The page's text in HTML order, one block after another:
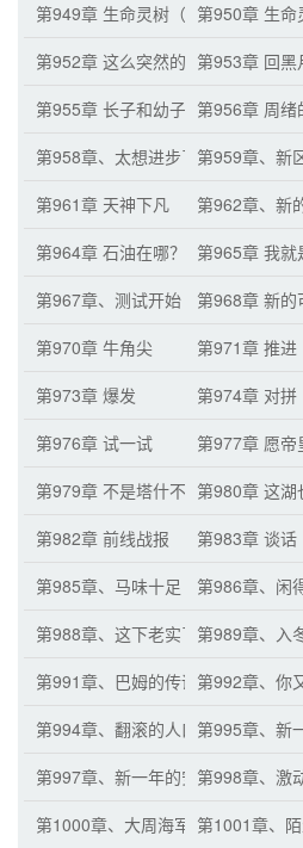
第949章 生命灵树（二）第950章 生命
第952章 这么突然的吗？第953章 回黑
第955章 长子和幼子 第956章 周绪
第958章、太想进步了 第959章、新
第961章 天神下凡
第962章、新
第964章 石油在哪？
第965章 我就
第967章、测试开始
第968章 新的
第970章 牛角尖
第971章 推进
第973章 爆发
第974章 对拼
第976章 试一试
第977章 愿帝
第979章 不是塔什不努力第980章 这湖
第982章 前线战报
第983章 谈话
第985章、马味十足
第986章、闲
第988章、这下老实了 第989章、入
第991章、巴姆的传话 第992章、你
第994章、翻滚的人口基数第995章、新
第997章、新一年的安排第998章、激
第1000章、大周海军 第1001章、陌